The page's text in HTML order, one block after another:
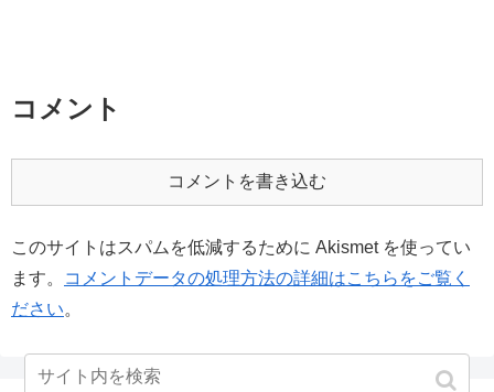
コメント
コメントを書き込む
このサイトはスパムを低減するために Akismet を使ってい
ます。
コメントデータの処理方法の詳細はこちらをご覧く
ださい。